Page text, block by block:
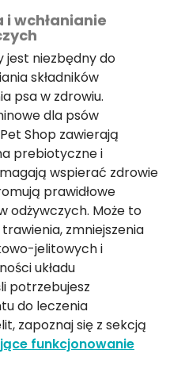
wchłanianie
jest niezbędny do
składników
psa w zdrowiu.
dla psów
Shop zawierają
prebiotyczne i
wspierać zdrowie
prawidłowe
odżywczych. Może to
zmniejszenia
jelitowych i
układu
potrzebujesz
do leczenia
zapoznaj się z sekcją
funkcjonowanie